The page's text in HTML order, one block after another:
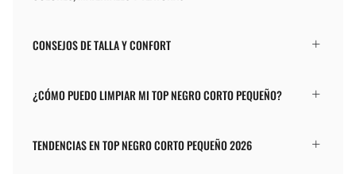
CONSEJOS DE TALLA Y CONFORT
¿CÓMO PUEDO LIMPIAR MI TOP NEGRO CORTO PEQUEÑO?
TENDENCIAS EN TOP NEGRO CORTO PEQUEÑO 2026